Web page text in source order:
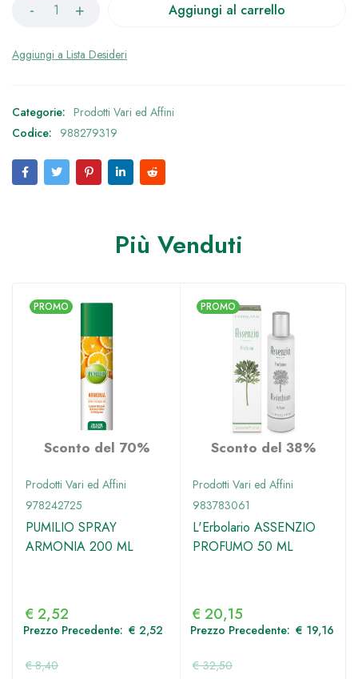
Aggiungi al carrello
Categorie: Prodotti Vari ed Affini
Codice: 988279319
Più Venduti
Sconto del 70%
PROMO
Prodotti Vari ed Affini
978242725
PUMILIO SPRAY
ARMONIA 200 ML
€8,40
€ 2,52
Prezzo Precedente: € 2,52
Sconto del 38%
PROMO
Prodotti Vari ed Affini
983783061
L'Erbolario ASSENZIO
PROFUMO 50 ML
€32,50
€ 20,15
Prezzo Precedente: € 19,16